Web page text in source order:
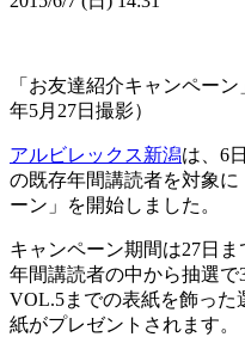
「お友達紹介キャンペー
年5月27日撮影）
アルビレックス新潟は、6
の既存年間講読者を対象
ーン」を開始しました。
キャンペーン期間は27日
年間講読者の中から抽選で
VOL.5までの表紙を飾った
紙がプレゼントされます。